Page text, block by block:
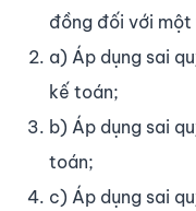
đồng đối với một
a) Áp dụng sai
kế toán;
b) Áp dụng sai
toán;
c) Áp dụng sai